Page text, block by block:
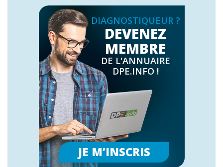
DIAGNOSTIQUEUR ?
DEVENEZ
MEMBRE
DE L'ANNUAIRE
DPE.INFO !
JE M’INSCRIS